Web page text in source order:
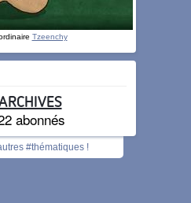
Tzeenchy
abonnés
#thématiques !